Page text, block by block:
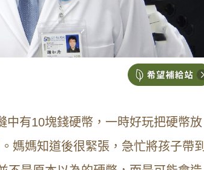
中有10塊錢硬幣，一時好玩把硬幣放
媽媽知道後很緊張，急忙將孩子帶到